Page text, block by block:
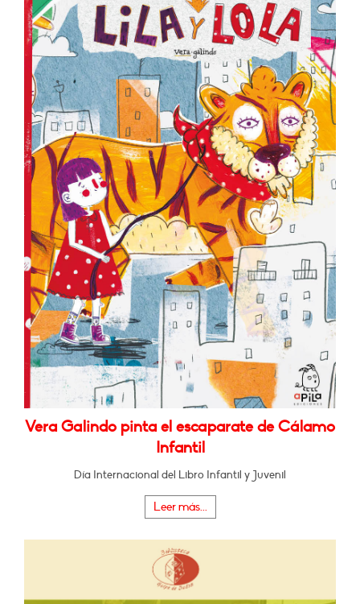
Vera Galindo pinta el escaparate de Cálamo
Infantil
Día Internacional del Libro Infantil y Juvenil
Leer más...